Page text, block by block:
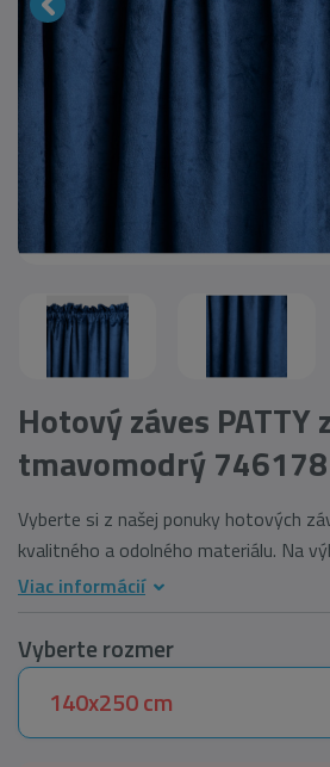
Hotový záves PATTY
tmavomodrý
Vyberte si z našej ponuky hotových
kvalitného a odolného materiálu. Na
Viac informácií
Vyberte rozmer
140x250 cm